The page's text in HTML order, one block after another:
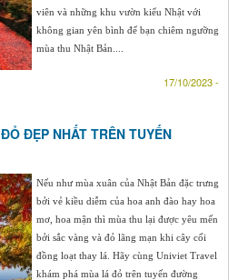
viên và những khu vườn kiểu Nhật với
không gian yên bình để bạn chiêm ngưỡng
mùa thu Nhật Bản....
17/10/2023 -
ĐẸP NHẤT TRÊN TUYẾN
Nếu như mùa xuân của Nhật Bản đặc trưng
bởi vẻ kiều diễm của hoa anh đào hay hoa
mơ, hoa mận thì mùa thu lại được yêu mến
bởi sắc vàng và đỏ lãng mạn khi cây cối
đồng loạt thay lá. Hãy cùng Univiet Travel
khám phá mùa lá đỏ trên tuyến đường